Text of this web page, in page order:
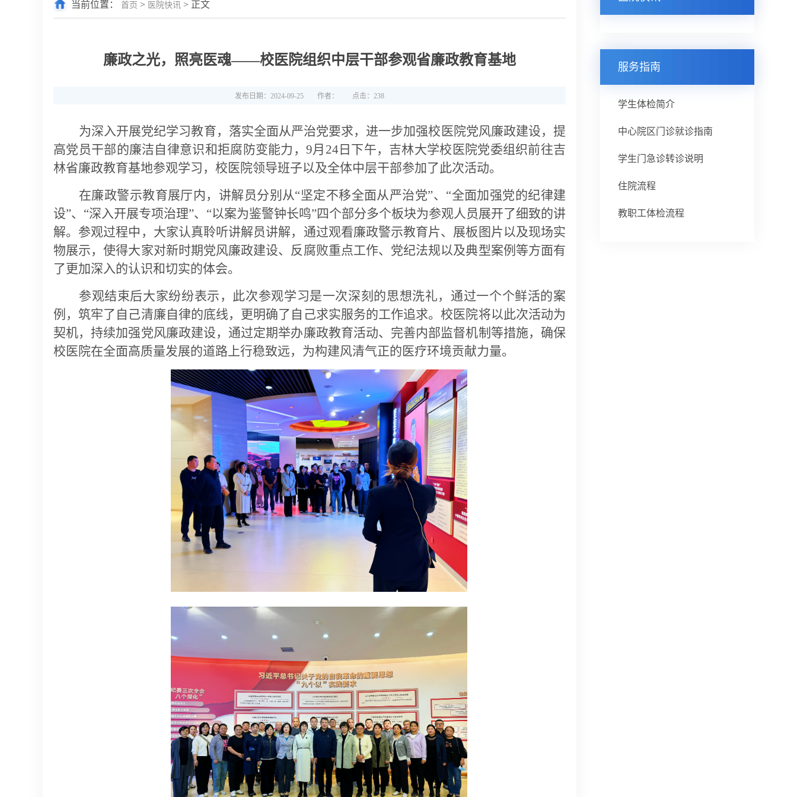
当前位置： 首页 > 医院快讯 > 正文
廉政之光，照亮医魂——校医院组织中层干部参观省廉政教育基地
发布日期：2024-09-25 作者： 点击： 238
为深入开展党纪学习教育，落实全面从严治党要求，进一步加强校医院党风廉政建设，提
高党员干部的廉洁自律意识和拒腐防变能力， 9月 24日下午，吉林大学校医院党委组织前往吉
林省廉政教育基地参观学习，校医院领导班子以及全体中层干部参加了此次活动。
在廉政警示教育展厅内，讲解员分别从“坚定不移全面从严治党”、“全面加强党的纪律建
设”、“深入开展专项治理”、“以案为鉴警钟长鸣”四个部分多个板块为参观人员展开了细致的讲
解。参观过程中，大家认真聆听讲解员讲解，通过观看廉政警示教育片、展板图片以及现场实
物展示，使得大家对新时期党风廉政建设、反腐败重点工作、党纪法规以及典型案例等方面有
了更加深入的认识和切实的体会。
参观结束后大家纷纷表示，此次参观学习是一次深刻的思想洗礼，通过一个个鲜活的案
例，筑牢了自己清廉自律的底线，更明确了自己求实服务的工作追求。校医院将以此次活动为
契机，持续加强党风廉政建设，通过定期举办廉政教育活动、完善内部监督机制等措施，确保
校医院在全面高质量发展的道路上行稳致远，为构建风清气正的医疗环境贡献力量。
服务指南
学生体检简介
中心院区门诊就诊指南
学生门急诊转诊说明
住院流程
教职工体检流程